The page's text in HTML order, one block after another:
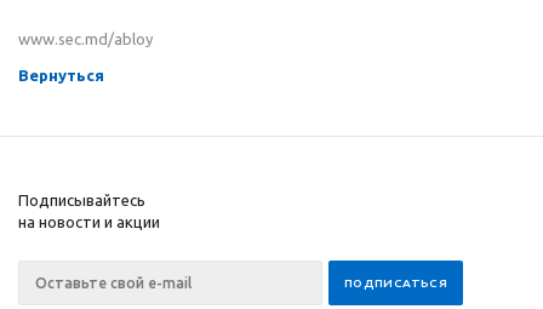
www.sec.md/abloy
Вернуться
Подписывайтесь
на новости и акции